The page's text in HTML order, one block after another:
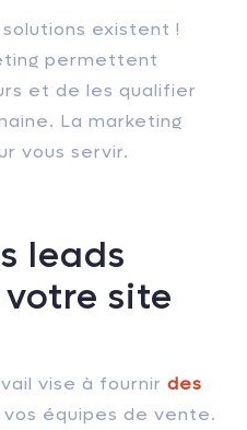
existent !
permettent
et de les qualifier
La marketing
vous servir.
leads
site
vise à fournir des
vos équipes de vente.